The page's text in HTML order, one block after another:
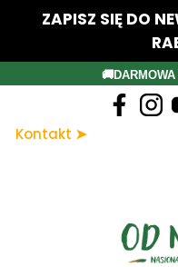
ZAPISZ SIĘ DO
Twój adres e-
Dołącz do
Zapisując się, akceptujesz
Kontakt ➤